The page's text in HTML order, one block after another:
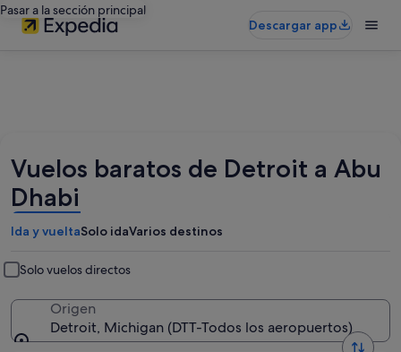
Pasar a la sección principal
Descargar app
Vuelos baratos de Detroit a Abu
Dhabi
Ida y vueltaSolo idaVarios destinos
Solo vuelos directos
Origen
Detroit, Michigan (DTT-Todos los aeropuertos)